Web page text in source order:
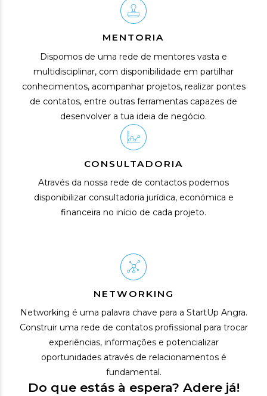
MENTORIA
Dispomos de uma rede de mentores vasta e
multidisciplinar, com disponibilidade em partilhar
conhecimentos, acompanhar projetos, realizar pontes
de contatos, entre outras ferramentas capazes de
desenvolver a tua ideia de negócio.
CONSULTADORIA
Através da nossa rede de contactos podemos
disponibilizar consultadoria jurídica, económica e
financeira no início de cada projeto.
NETWORKING
Networking é uma palavra chave para a StartUp Angra.
Construir uma rede de contatos profissional para trocar
experiências, informações e potencializar
oportunidades através de relacionamentos é
fundamental.
Do que estás à espera? Adere já!